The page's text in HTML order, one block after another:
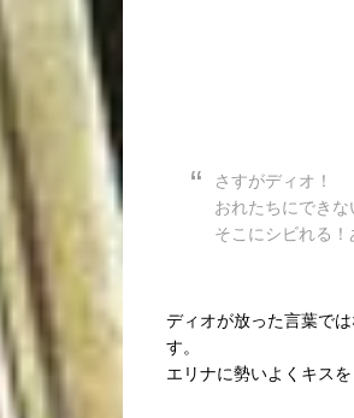
さすがディオ！
おれたちにでき
そこにシビれる！
ディオが放った言葉で
す。
エリナに勢いよくキス